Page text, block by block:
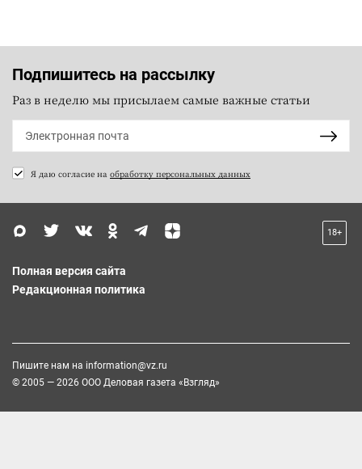
Подпишитесь на рассылку
Раз в неделю мы присылаем самые важные статьи
Я даю согласие на обработку персональных данных
18+
Полная версия сайта
Редакционная политика
Пишите нам на information@vz.ru
© 2005 — 2026 ООО Деловая газета «Взгляд»